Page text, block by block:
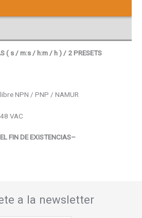
( s / m:s / h:m / h ) / 2 PRESETS
NPN / PNP / NAMUR
VAC
FIN DE EXISTENCIAS–
a la newsletter